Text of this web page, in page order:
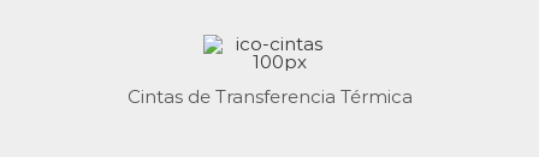
Cintas de Transferencia Térmica